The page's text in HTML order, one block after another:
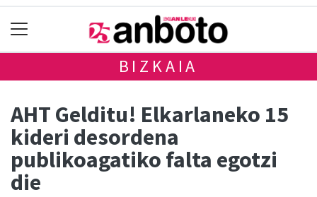
BIZKAIA
AHT Gelditu! Elkarlaneko 15
kideri desordena
publikoagatiko falta egotzi
die